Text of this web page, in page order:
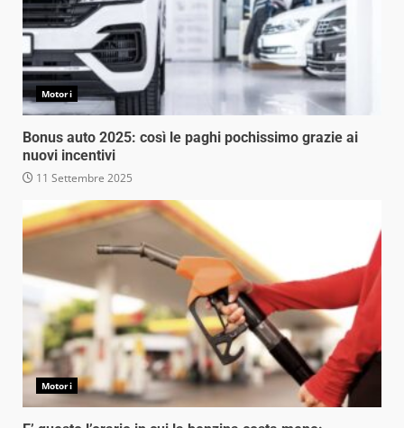
Motori
Bonus auto 2025: così le paghi pochissimo grazie ai
nuovi incentivi
11 Settembre 2025
Motori